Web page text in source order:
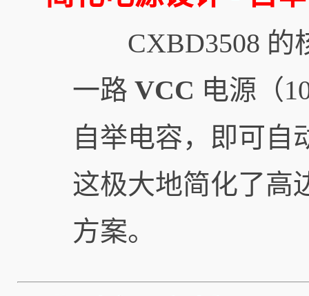
CXBD3508 的
一路 VCC 电源（
自举电容，即可自
这极大地简化了高
方案。